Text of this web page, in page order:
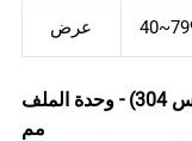
عرض
لفائف مدرفلة على البارد (على أساس 304) - وحدة الملف (BA):
مم